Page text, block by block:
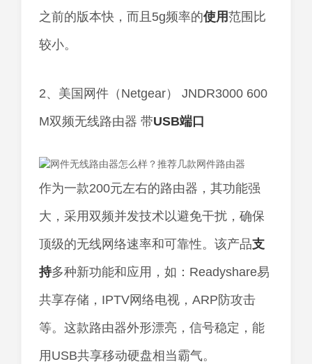
之前的版本快，而且5g频率的使用范围比
较小。
2、美国网件（Netgear） JNDR3000 600
M双频无线路由器 带USB端口
作为一款200元左右的路由器，其功能强
大，采用双频并发技术以避免干扰，确保
顶级的无线网络速率和可靠性。该产品支
持多种新功能和应用，如：Readyshare易
共享存储，IPTV网络电视，ARP防攻击
等。这款路由器外形漂亮，信号稳定，能
用USB共享移动硬盘相当霸气。